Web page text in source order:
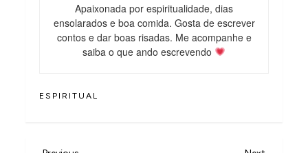
Apaixonada por espiritualidade, dias
ensolarados e boa comida. Gosta de escrever
contos e dar boas risadas. Me acompanhe e
saiba o que ando escrevendo
ESPIRITUAL